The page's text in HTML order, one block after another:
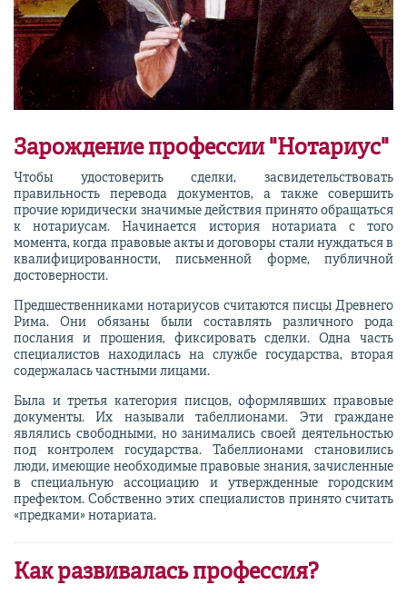
Зарождение профессии "Нотариус"
Чтобы удостоверить сделки, засвидетельствовать
правильность перевода документов, а также совершить
прочие юридически значимые действия принято обращаться
к нотариусам. Начинается история нотариата с того
момента, когда правовые акты и договоры стали нуждаться в
квалифицированности, письменной форме, публичной
достоверности.
Предшественниками нотариусов считаются писцы Древнего
Рима. Они обязаны были составлять различного рода
послания и прошения, фиксировать сделки. Одна часть
специалистов находилась на службе государства, вторая
содержалась частными лицами.
Была и третья категория писцов, оформлявших правовые
документы. Их называли табеллионами. Эти граждане
являлись свободными, но занимались своей деятельностью
под контролем государства. Табеллионами становились
люди, имеющие необходимые правовые знания, зачисленные
в специальную ассоциацию и утвержденные городским
префектом. Собственно этих специалистов принято считать
«предками» нотариата.
Как развивалась профессия?